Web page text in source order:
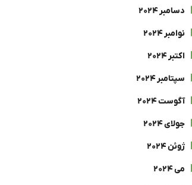
دسامبر ۲۰۲۴
نوامبر ۲۰۲۴
اکتبر ۲۰۲۴
سپتامبر ۲۰۲۴
آگوست ۲۰۲۴
جولای ۲۰۲۴
ژوئن ۲۰۲۴
می ۲۰۲۴